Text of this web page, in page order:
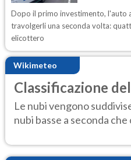
Dopo il primo investimento, l'auto
travolgerli una seconda volta:
elicottero
Wikimeteo
Classificazione
Le nubi vengono
nubi basse a seconda